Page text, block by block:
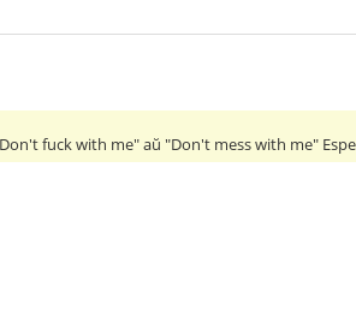
fuck with me" aŭ "Don't mess with me"